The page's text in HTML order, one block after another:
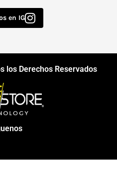
en IG
los Derechos Reservados